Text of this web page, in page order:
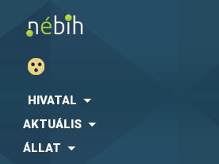
HIVATAL
AKTUÁLIS
ÁLLAT